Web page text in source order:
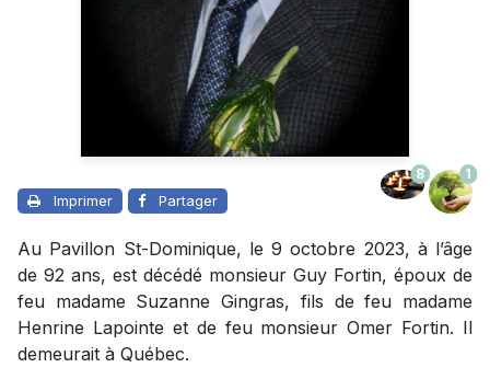
Imprimer Partager
8 1
Au Pavillon St-Dominique, le 9 octobre 2023, à l’âge
de 92 ans, est décédé monsieur Guy Fortin, époux de
feu madame Suzanne Gingras, fils de feu madame
Henrine Lapointe et de feu monsieur Omer Fortin. Il
demeurait à Québec.